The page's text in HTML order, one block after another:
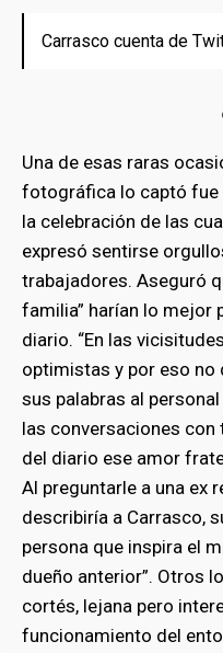
Carrasco cuenta de
Carrasco mientras
Carrasco mientras
Una de esas raras
fotográfica lo captó fue
la celebración de las
expresó sentirse
trabajadores. Aseguró
familia” harían lo mejor
diario. “En las
optimistas y por eso no
sus palabras al
las conversaciones
del diario ese amor
Al preguntarle a una ex
describiría a Carrasco,
persona que inspira el
dueño anterior”. Otros
cortés, lejana pero
funcionamiento del